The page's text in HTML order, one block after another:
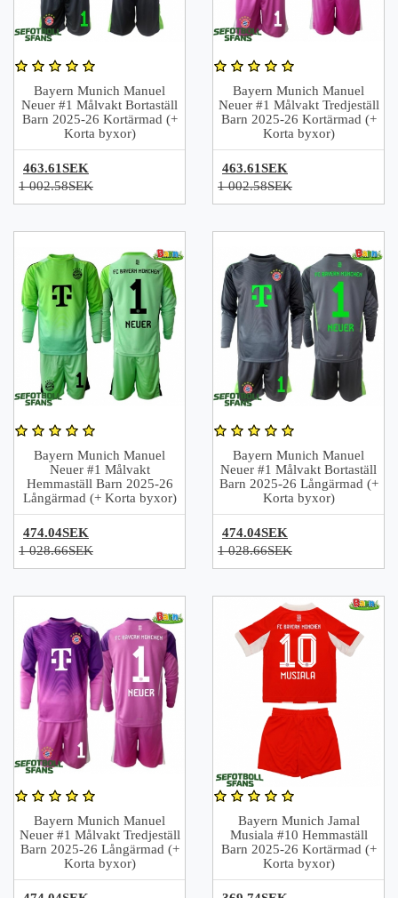
Bayern Munich Manuel
Neuer #1 Målvakt Bortaställ
Barn 2025-26 Kortärmad (+
Korta byxor)
463.61SEK
1 002.58SEK
Bayern Munich Manuel
Neuer #1 Målvakt Tredjeställ
Barn 2025-26 Kortärmad (+
Korta byxor)
463.61SEK
1 002.58SEK
Bayern Munich Manuel
Neuer #1 Målvakt
Hemmaställ Barn 2025-26
Långärmad (+ Korta byxor)
474.04SEK
1 028.66SEK
Bayern Munich Manuel
Neuer #1 Målvakt Bortaställ
Barn 2025-26 Långärmad (+
Korta byxor)
474.04SEK
1 028.66SEK
Bayern Munich Manuel
Neuer #1 Målvakt Tredjeställ
Barn 2025-26 Långärmad (+
Korta byxor)
Bayern Munich Jamal
Musiala #10 Hemmaställ
Barn 2025-26 Kortärmad (+
Korta byxor)